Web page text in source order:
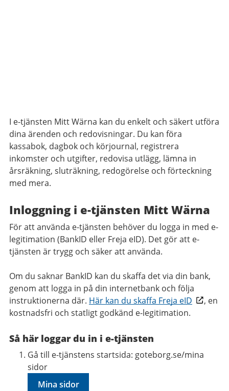
I e-tjänsten Mitt Wärna kan du enkelt och säkert utföra
dina ärenden och redovisningar. Du kan föra
kassabok, dagbok och körjournal, registrera
inkomster och utgifter, redovisa utlägg, lämna in
årsräkning, sluträkning, redogörelse och förteckning
med mera.
Inloggning i e-tjänsten Mitt Wärna
För att använda e-tjänsten behöver du logga in med e-
legitimation (BankID eller Freja eID). Det gör att e-
tjänsten är trygg och säker att använda.
Om du saknar BankID kan du skaffa det via din bank,
genom att logga in på din internetbank och följa
instruktionerna där. Här kan du skaffa Freja eID
, en
kostnadsfri och statligt godkänd e-legitimation.
Så här loggar du in i e-tjänsten
Gå till e-tjänstens startsida: goteborg.se/mina
sidor
Mina sidor